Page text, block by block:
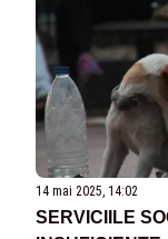
14 mai 2025, 14:02
SERVICIILE